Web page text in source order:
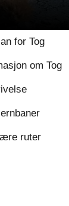
for Tog
om Tog
ruter